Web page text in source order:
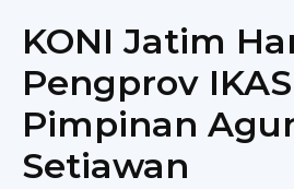
KONI Jatim
Pengprov
Pimpinan
Setiawan